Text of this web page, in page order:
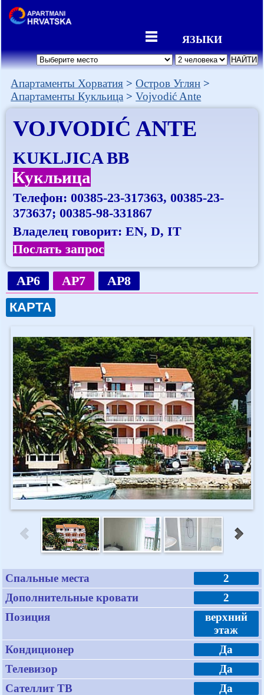
ЯЗЫКИ
Апартаменты Хорватия
Остров Углян
Апартаменты Кукльица
Vojvodić Ante
VOJVODIĆ ANTE
KUKLJICA BB
Кукльица
Телефон:00385-23-317363, 00385-23-
373637; 00385-98-331867
Владелец говорит: EN, D, IT
Послать запрос
AP6 AP7
AP8
КАРТА
Спальные места
2
Дополнительные кровати
2
Позиция
верхний
этаж
Кондиционер
Да
Телевизор
Да
Сателлит ТВ
Да